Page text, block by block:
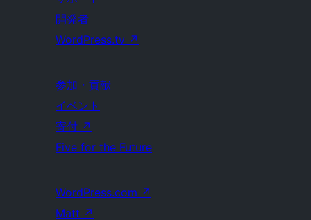
開発者
WordPress.tv ↗
参加・貢献
イベント
寄付 ↗
Five for the Future
WordPress.com ↗
Matt ↗